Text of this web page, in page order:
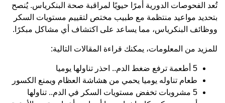
تُعد الفحوصات الدورية أمرًا حيويًا لمراقبة صحة البنكرياس. يُنصح
بتحديد مواعيد منتظمة مع طبيب مختص لتقييم مستويات السكر
ووظائف البنكرياس، مما يساعد على اكتشاف أي مشاكل مبكرًا.
للمزيد من المعلومات، يمكنك قراءة المقالات التالية:
5 أطعمة ترفع ضغط الدم.. احذر تناولها يوميا
طعام تناوله يوميا يحمي من هشاشة العظام ويمنع الكسور
5 مشروبات تخفض مستويات السكر في الدم.. تناولها